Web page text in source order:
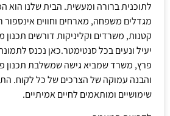
לתוכנית ברורה ומעשית. הבית שלנו הוא
מגדלים משפחה, מארחים וחווים אינספור
קטנות, משרדים וקליניקות דורשים
יעיל ונעים בכל סנטימטר.כאן נכנס
פרץ, משרד שמביא גישה שמשלבת תכנון
והבנה עמוקה של הצרכים של כל לקוח.
שימושיים ומותאמים לחיים אמיתיים.